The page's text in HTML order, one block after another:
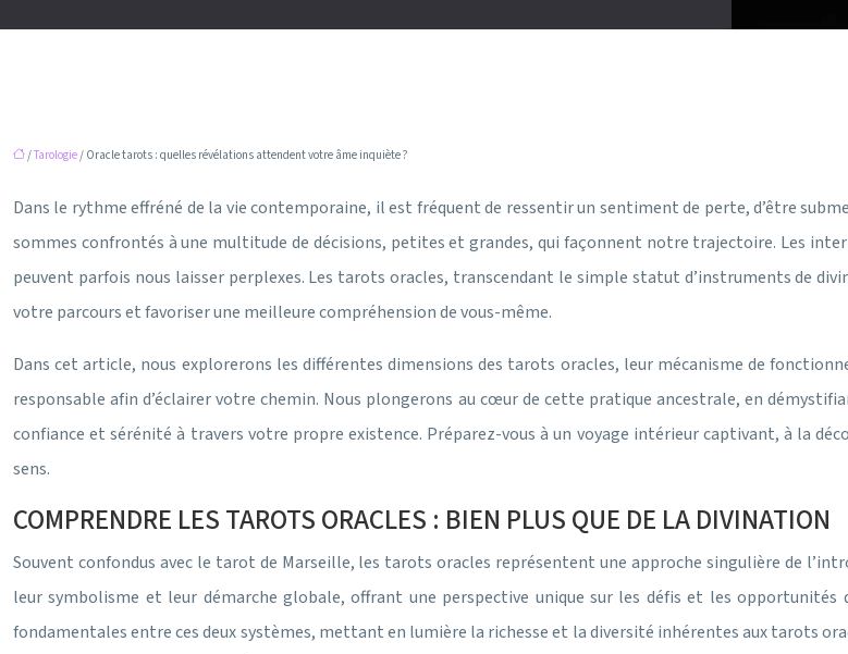
/Tarologie/ Oracle tarots : quelles révélations attendent votre âme inquiète ?
Dans le rythme effréné de la vie contemporaine, il est fréquent de ressentir un sentiment de perte, d’être
sommes confrontés à une multitude de décisions, petites et grandes, qui façonnent notre trajectoire. Les
peuvent parfois nous laisser perplexes. Les tarots oracles, transcendant le simple statut d’instruments de
votre parcours et favoriser une meilleure compréhension de vous-même.
Dans cet article, nous explorerons les différentes dimensions des tarots oracles, leur mécanisme de
responsable afin d’éclairer votre chemin. Nous plongerons au cœur de cette pratique ancestrale, en
confiance et sérénité à travers votre propre existence. Préparez-vous à un voyage intérieur captivant, à la
sens.
COMPRENDRE LES TAROTS ORACLES : BIEN PLUS QUE DE LA DIVINATION
Souvent confondus avec le tarot de Marseille, les tarots oracles représentent une approche singulière de
leur symbolisme et leur démarche globale, offrant une perspective unique sur les défis et les
fondamentales entre ces deux systèmes, mettant en lumière la richesse et la diversité inhérentes aux tarots